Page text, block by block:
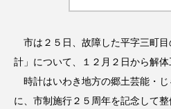
市は２５日、故障した平字三町
計」について、１２月２日から解体
時計はいわき地方の郷土芸能・
に、市制施行２５周年を記念して